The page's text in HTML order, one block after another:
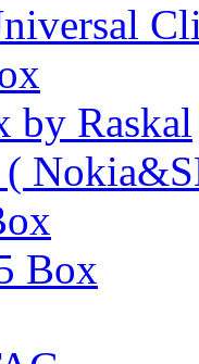
by Raskal
Box